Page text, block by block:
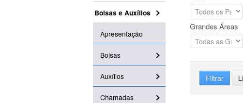
Bolsas e Auxílios
Apresentação
Bolsas
Auxílios
Chamadas
Grandes Áreas
Filtrar